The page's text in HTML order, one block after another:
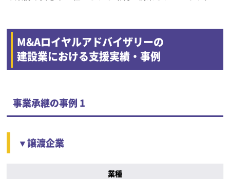
M&Aロイヤルアドバイザリーの
建設業における支援実績・事例
事業承継の事例 1
▼譲渡企業
業種